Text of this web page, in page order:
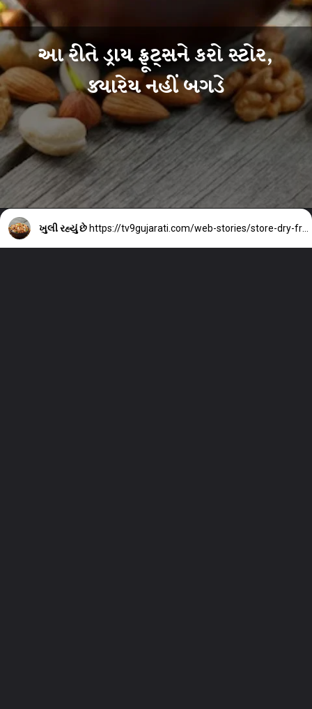
આ રીતે ડ્રાય ફ્રૂટ્સને કરો સ્ટોર,
ક્યારેય નહીં બગડે
ખુલી રહ્યું છે